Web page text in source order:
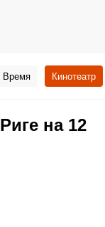
Время Кинотеатр
на 12